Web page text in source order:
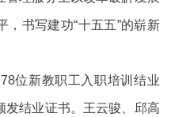
书写建功“十五五”的崭新
位新教职工入职培训结业
发结业证书。王云骏、邱高